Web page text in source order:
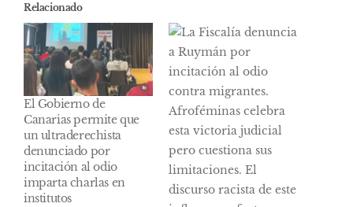
Relacionado
El Gobierno de
Canarias permite que
un ultraderechista
denunciado por
incitación al odio
imparta charlas en
institutos